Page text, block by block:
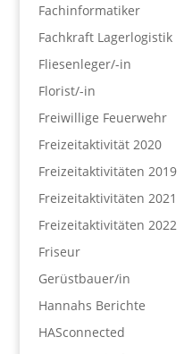
Fachinformatiker
Fachkraft Lagerlogistik
Fliesenleger/-in
Florist/-in
Freiwillige Feuerwehr
Freizeitaktivität 2020
Freizeitaktivitäten 2019
Freizeitaktivitäten 2021
Freizeitaktivitäten 2022
Friseur
Gerüstbauer/in
Hannahs Berichte
HASconnected